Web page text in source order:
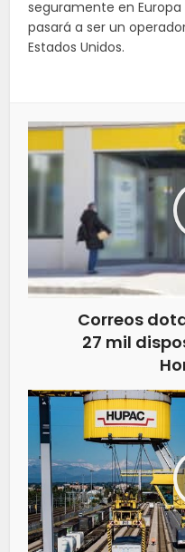
seguramente en
pasará a ser un
Estados Unidos.
Correos
27 mil